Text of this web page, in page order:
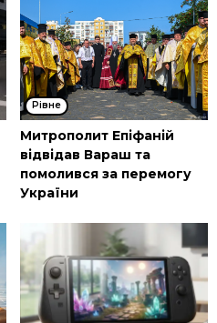
Рівне
Митрополит Епіфаній
відвідав Вараш та
помолився за перемогу
України